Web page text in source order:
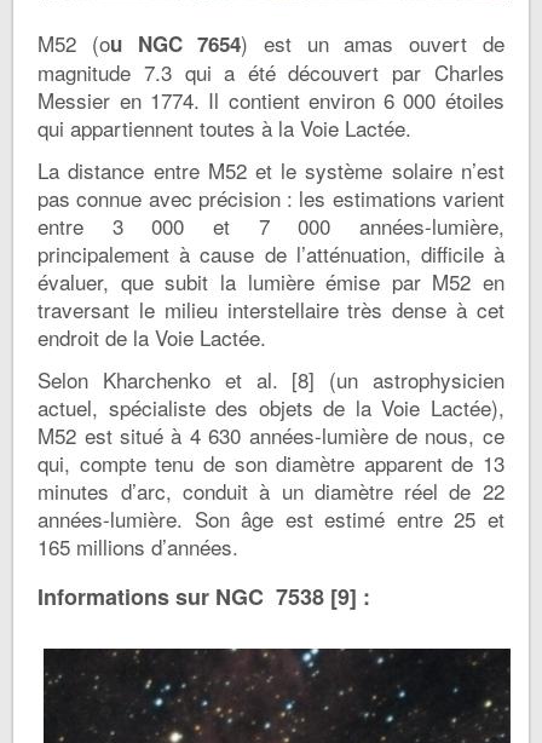
M52 (ou NGC 7654) est un amas ouvert de
magnitude 7.3 qui a été découvert par Charles
Messier en 1774. Il contient environ 6 000 étoiles
qui appartiennent toutes à la Voie Lactée.
La distance entre M52 et le système solaire n’est
pas connue avec précision : les estimations varient
entre 3 000 et 7 000 années-lumière,
principalement à cause de l’atténuation, difficile à
évaluer, que subit la lumière émise par M52 en
traversant le milieu interstellaire très dense à cet
endroit de la Voie Lactée.
Selon Kharchenko et al. [8] (un astrophysicien
actuel, spécialiste des objets de la Voie Lactée),
M52 est situé à 4 630 années-lumière de nous, ce
qui, compte tenu de son diamètre apparent de 13
minutes d’arc, conduit à un diamètre réel de 22
années-lumière. Son âge est estimé entre 25 et
165 millions d’années.
Informations sur NGC 7538 [9] :